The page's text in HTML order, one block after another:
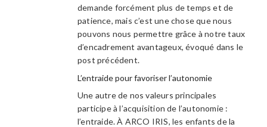
demande forcément plus de temps et de
patience, mais c’est une chose que nous
pouvons nous permettre grâce à notre taux
d’encadrement avantageux, évoqué dans le
post précédent.
L’entraide pour favoriser l’autonomie
Une autre de nos valeurs principales
participe à l’acquisition de l’autonomie :
l’entraide. À ARCO IRIS, les enfants de la